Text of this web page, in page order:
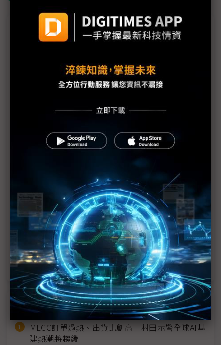
議題精選－NVIDIA 4QFY26財報看點
NVIDIA為液冷趨勢掛保證 供應鏈看好營收貢獻放大
中國市場有更好、沒有也行 NVIDIA年淨利破千億美
NVIDIA 1QFY27財測排除中國營收 H200解禁難抵
NVIDIA結盟OpenAI進入倒數 黃仁勳：AI代理的
ChatGPT時代正式降臨
雲端巨擘AI投資上看6,300億美元 支撐NVIDIA業績
與展望
NVIDIA資料中心業務強勁 帶動4QFY26營收續創新
高
近７天熱門報導
MLCC訂單過熱、出貨比創高 村田示警全球AI基
建熱潮將趨緩